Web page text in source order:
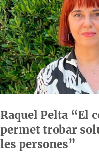
Raquel Pelta “El
permet trobar
les persones”